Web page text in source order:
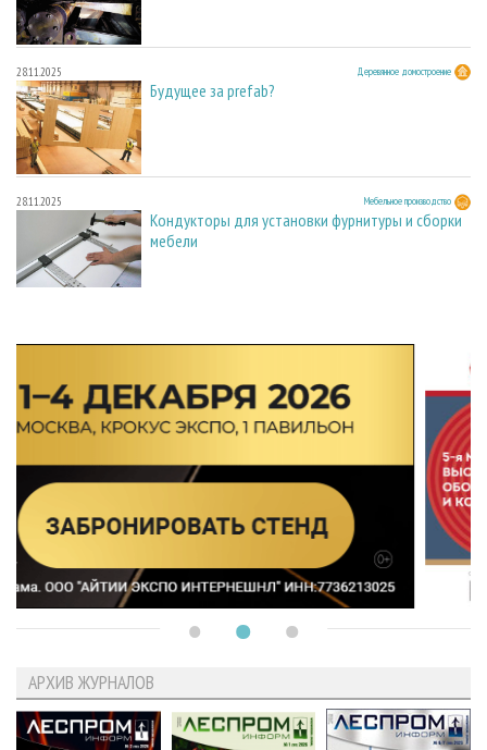
28.11.2025 Деревянное домостроение
Будущее за prefab?
28.11.2025 Мебельное производство
Кондукторы для установки фурнитуры и сборки
мебели
АРХИВ ЖУРНАЛОВ